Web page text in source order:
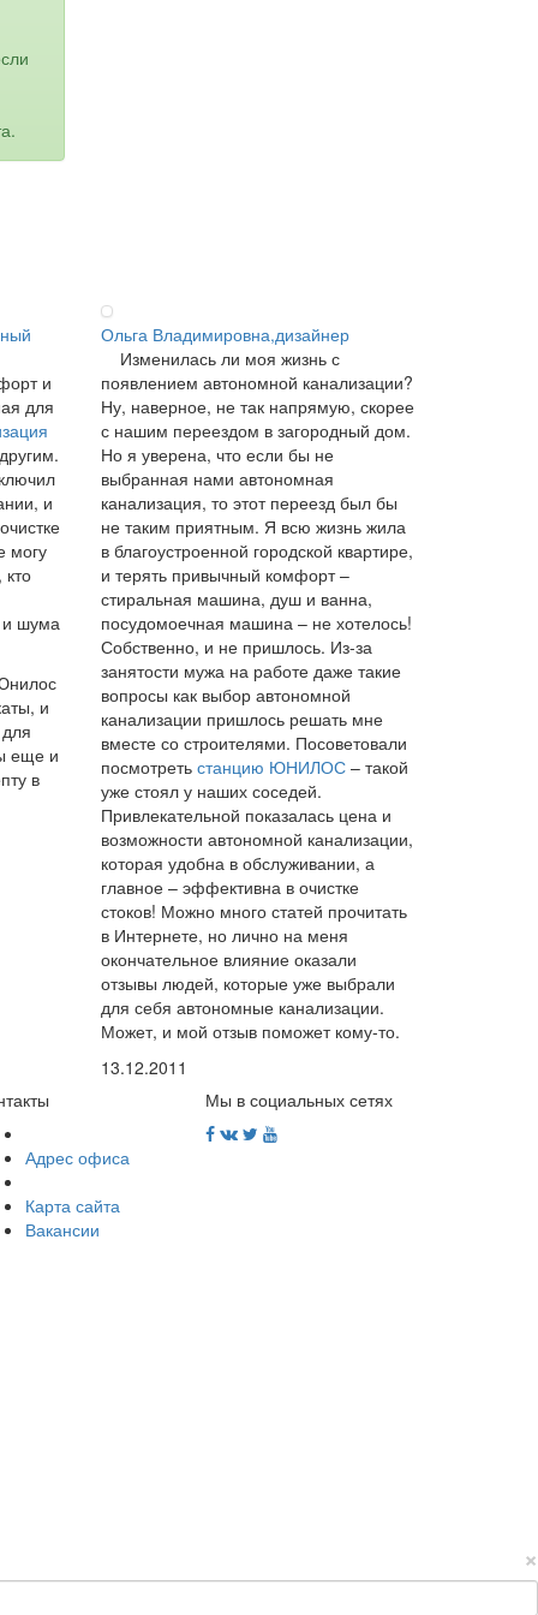
и
для
и
могу
кто
и шума
и
еще и
в
Ольга Владимировна,дизайнер
Изменилась ли моя жизнь с
появлением автономной канализации?
Ну, наверное, не так напрямую, скорее
с нашим переездом в загородный дом.
Но я уверена, что если бы не
выбранная нами автономная
канализация, то этот переезд был бы
не таким приятным. Я всю жизнь жила
в благоустроенной городской квартире,
и терять привычный комфорт –
стиральная машина, душ и ванна,
посудомоечная машина – не хотелось!
Собственно, и не пришлось. Из-за
занятости мужа на работе даже такие
вопросы как выбор автономной
канализации пришлось решать мне
вместе со строителями. Посоветовали
посмотреть станцию ЮНИЛОС– такой
уже стоял у наших соседей.
Привлекательной показалась цена и
возможности автономной канализации,
которая удобна в обслуживании, а
главное – эффективна в очистке
стоков! Можно много статей прочитать
в Интернете, но лично на меня
окончательное влияние оказали
отзывы людей, которые уже выбрали
для себя автономные канализации.
Может, и мой отзыв поможет кому-то.
13.12.2011
Адрес офиса
Карта сайта
Вакансии
Мы в социальных сетях
×